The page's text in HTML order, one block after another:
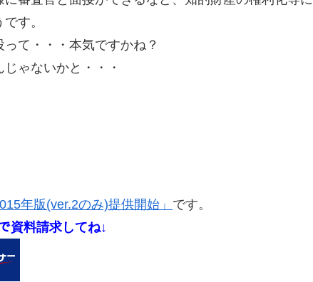
す。
て・・・本気ですかね？
ゃないかと・・・
年版(ver.2のみ)提供開始」 です。
資料請求してね↓